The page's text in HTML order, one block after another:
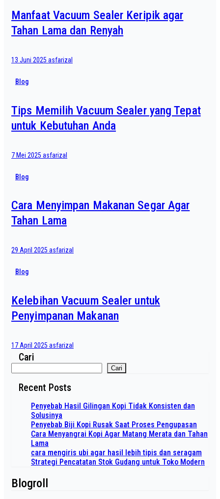
Manfaat Vacuum Sealer Keripik agar
Tahan Lama dan Renyah
13 Juni 2025 asfarizal
Blog
Tips Memilih Vacuum Sealer yang Tepat
untuk Kebutuhan Anda
7 Mei 2025 asfarizal
Blog
Cara Menyimpan Makanan Segar Agar
Tahan Lama
29 April 2025 asfarizal
Blog
Kelebihan Vacuum Sealer untuk
Penyimpanan Makanan
17 April 2025 asfarizal
Cari
Cari
Recent Posts
Penyebab Hasil Gilingan Kopi Tidak Konsisten dan
Solusinya
Penyebab Biji Kopi Rusak Saat Proses Pengupasan
Cara Menyangrai Kopi Agar Matang Merata dan Tahan
Lama
cara mengiris ubi agar hasil lebih tipis dan seragam
Strategi Pencatatan Stok Gudang untuk Toko Modern
Blogroll